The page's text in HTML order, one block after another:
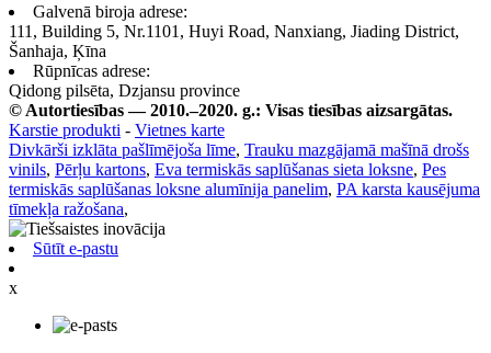
Galvenā biroja adrese:
111, Building 5, Nr.1101, Huyi Road, Nanxiang, Jiading District,
Šanhaja, Ķīna
Rūpnīcas adrese:
Qidong pilsēta, Dzjansu province
© Autortiesības — 2010.–2020. g.: Visas tiesības aizsargātas.
Karstie produkti - Vietnes karte
Divkārši izklāta pašlīmējoša līme, Trauku mazgājamā mašīnā drošs
vinils, Pērļu kartons, Eva termiskās saplūšanas sieta loksne, Pes
termiskās saplūšanas loksne alumīnija panelim, PA karsta kausējuma
tīmekļa ražošana,
Sūtīt e-pastu
x